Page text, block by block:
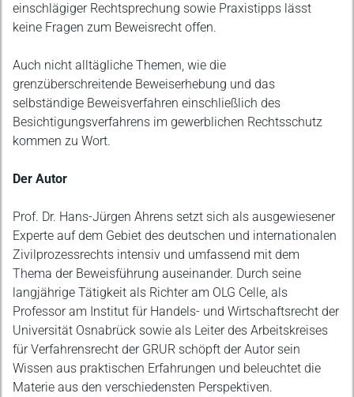
einschlägiger Rechtsprechung sowie Praxistipps lässt
keine Fragen zum Beweisrecht offen.
Auch nicht alltägliche Themen, wie die
grenzüberschreitende Beweiserhebung und das
selbständige Beweisverfahren einschließlich des
Besichtigungsverfahrens im gewerblichen Rechtsschutz
kommen zu Wort.
Der Autor
Prof. Dr. Hans-Jürgen Ahrens setzt sich als ausgewiesener
Experte auf dem Gebiet des deutschen und internationalen
Zivilprozessrechts intensiv und umfassend mit dem
Thema der Beweisführung auseinander. Durch seine
langjährige Tätigkeit als Richter am OLG Celle, als
Professor am Institut für Handels- und Wirtschaftsrecht der
Universität Osnabrück sowie als Leiter des Arbeitskreises
für Verfahrensrecht der GRUR schöpft der Autor sein
Wissen aus praktischen Erfahrungen und beleuchtet die
Materie aus den verschiedensten Perspektiven.